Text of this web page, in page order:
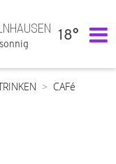
sonnig
18°
CAFé